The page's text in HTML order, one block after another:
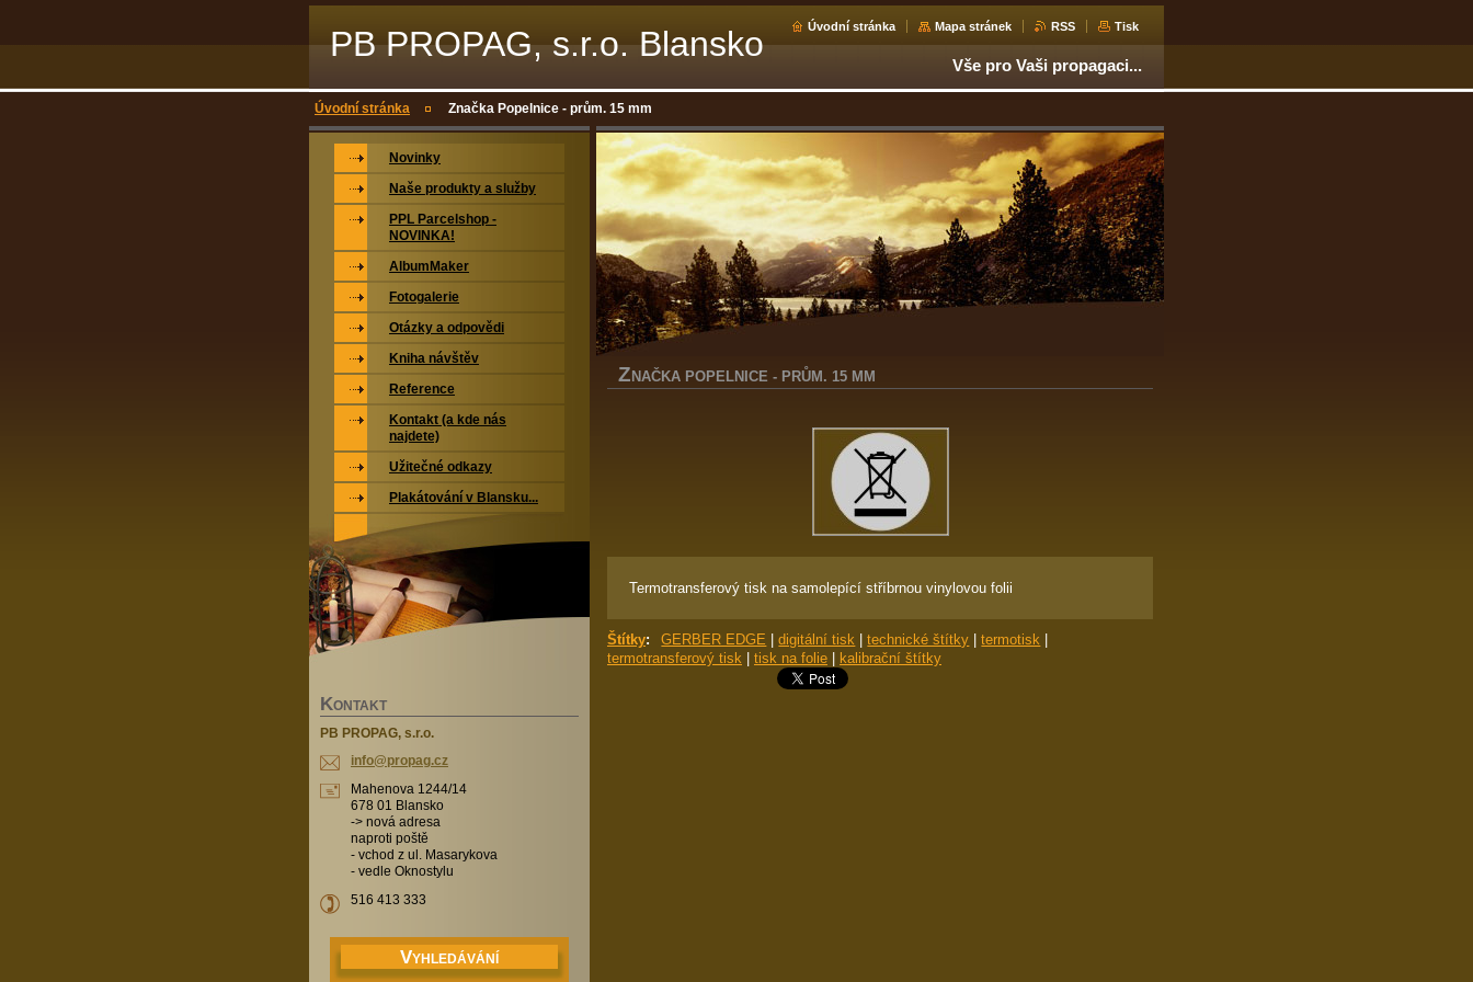
PB PROPAG, s.r.o. Blansko Úvodní stránka Mapa stránek RSS Tisk
Vše pro Vaši propagaci...
Úvodní stránka Značka Popelnice - prům. 15 mm
Z NAČKA POPELNICE - PRŮM. 15 MM
Termotransferový tisk na samolepící stříbrnou vinylovou folii
Štítky: GERBER EDGE digitální tisk technické štítky termotisk
termotransferový tisk
tisk na folie kalibrační štítky
Novinky
Naše produkty a služby
PPL Parcelshop -
NOVINKA!
AlbumMaker
Fotogalerie
Otázky a odpovědi
Kniha návštěv
Reference
Kontakt (a kde nás
najdete)
Užitečné odkazy
Plakátování v Blansku...
KONTAKT
PB PROPAG, s.r.o.
info@propag.cz
Mahenova 1244/14
678 01 Blansko
-> nová adresa
naproti poště
- vchod z ul. Masarykova
- vedle Oknostylu
516 413 333
VYHLEDÁVÁNÍ